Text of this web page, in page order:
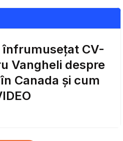
CV-
Vangheli despre
Canada și cum